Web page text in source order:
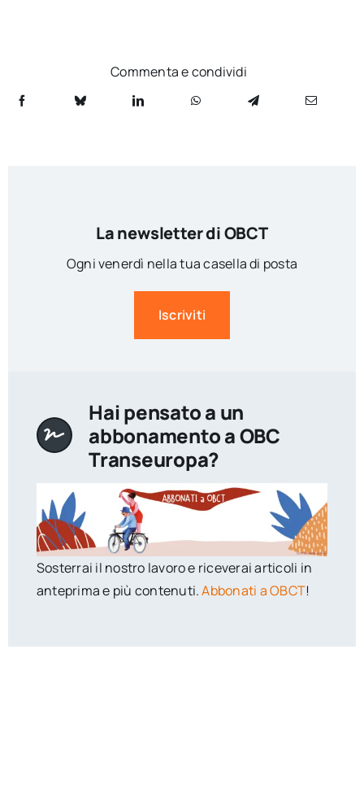
Commenta e condividi
La newsletter di OBCT
Ogni venerdì nella tua casella di posta
Iscriviti
Hai pensato a un
abbonamento a OBC
Transeuropa?
Sosterrai il nostro lavoro e riceverai articoli in
anteprima e più contenuti.Abbonati a OBCT!